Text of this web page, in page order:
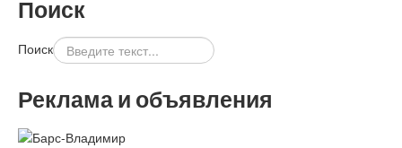
Поиск
Поиск
Реклама и объявления